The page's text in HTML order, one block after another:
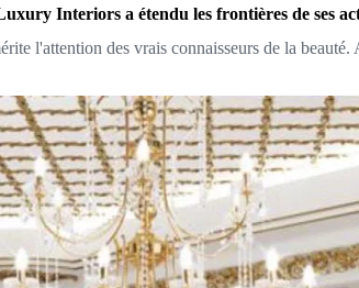
Interiors a étendu les frontières de ses
l'attention des vrais connaisseurs de la